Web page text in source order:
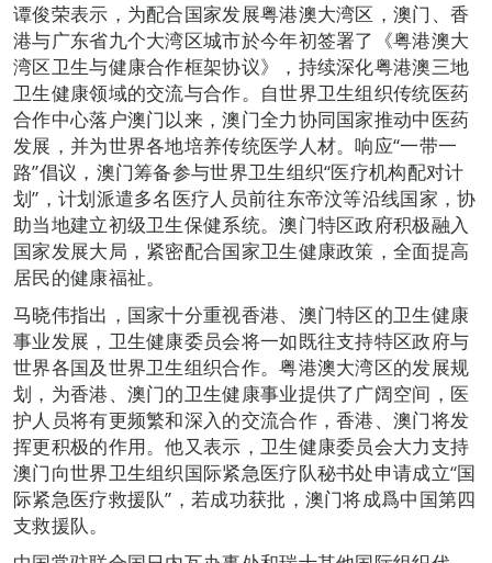
谭俊荣表示，为配合国家发展粤港澳大湾区，澳门、香
港与广东省九个大湾区城市於今年初签署了《粤港澳大
湾区卫生与健康合作框架协议》，持续深化粤港澳三地
卫生健康领域的交流与合作。自世界卫生组织传统医药
合作中心落户澳门以来，澳门全力协同国家推动中医药
发展，并为世界各地培养传统医学人材。响应“一带一
路”倡议，澳门筹备参与世界卫生组织“医疗机构配对计
划”，计划派遣多名医疗人员前往东帝汶等沿线国家，协
助当地建立初级卫生保健系统。澳门特区政府积极融入
国家发展大局，紧密配合国家卫生健康政策，全面提高
居民的健康福祉。
马晓伟指出，国家十分重视香港、澳门特区的卫生健康
事业发展，卫生健康委员会将一如既往支持特区政府与
世界各国及世界卫生组织合作。粤港澳大湾区的发展规
划，为香港、澳门的卫生健康事业提供了广阔空间，医
护人员将有更频繁和深入的交流合作，香港、澳门将发
挥更积极的作用。他又表示，卫生健康委员会大力支持
澳门向世界卫生组织国际紧急医疗队秘书处申请成立“国
际紧急医疗救援队”，若成功获批，澳门将成爲中国第四
支救援队。